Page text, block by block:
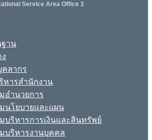
Service Area Office 3
าน
คลากร
หารสำนักงาน
อำนวยการ
นโยบายและแผน
บริหารการเงินและสินทรัพย์
บริหารงานบุคคล